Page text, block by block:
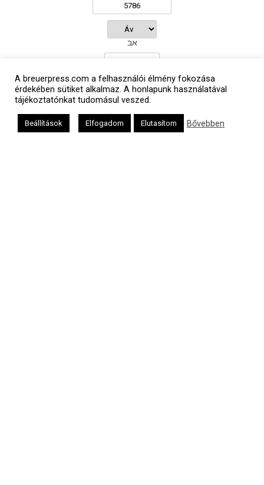
אב
Oldalunkat a Mazsök támogatja
A breuerpress.com a felhasználói élmény fokozása
érdekében sütiket alkalmaz. A honlapunk használatával
tájékoztatónkat tudomásul veszed.
Beállítások Elfogadom Elutasítom Bővebben